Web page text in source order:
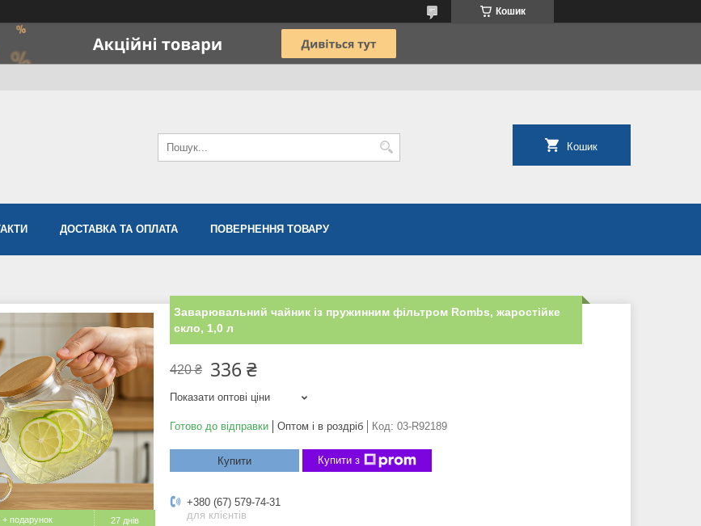
Кошик
Кошик
ДОСТАВКА ТА ОПЛАТА ПОВЕРНЕННЯ ТОВАРУ
27 днів
Заварювальний чайник із пружинним фільтром Rombs, жаростійке
скло, 1,0 л
420 ₴ 336 ₴
Показати оптові ціни
Готово до відправки Оптом і в роздріб Код: 03-R92189
Купити Купити з
+380 (67) 579-74-31
для клієнтів